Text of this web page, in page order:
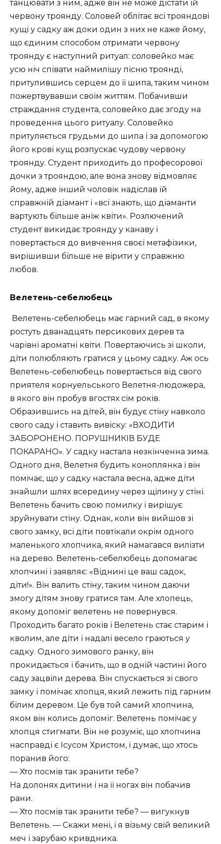
танцювати з ним, адже він не може дістати їй
червону троянду. Соловей облітає всі трояндові
кущі у садку аж доки один з них не каже йому,
що єдиним способом отримати червону
троянду є наступний ритуал: соловейко має
усю ніч співати наймилішу пісню троянді,
притулившись серцем до її шипа, таким чином
пожертвувавши своїм життям. Побачивши
страждання студента, соловейко дає згоду на
проведення цього ритуалу. Соловейко
притуляється грудьми до шипа і за допомогою
його крові кущ розпускає чудову червону
троянду. Студент приходить до професорової
дочки з трояндою, але вона знову відмовляє
йому, адже інший чоловік надіслав їй
справжній діамант і «всі знають, що діаманти
вартують більше аніж квіти». Розлючений
студент викидає троянду у канаву і
повертається до вивчення своєї метафізики,
вирішивши більше не вірити у справжню
любов.
Велетень-себелюбець
Велетень-себелюбець має гарний сад, в якому
ростуть дванадцять персикових дерев та
чарівні ароматні квіти. Повертаючись зі школи,
діти полюбляють гратися у цьому садку. Аж ось
Велетень-себелюбець повертається від свого
приятеля корнуельського Велетня-людожера,
в якого він пробув вгостях сім років.
Образившись на дітей, він будує стіну навколо
свого саду і ставить вивіску: «ВХОДИТИ
ЗАБОРОНЕНО. ПОРУШНИКІВ БУДЕ
ПОКАРАНО». У садку настала незкінченна зима.
Одного дня, Велетня будить коноплянка і він
помічає, що у садку настала весна, адже діти
знайшли шлях всередину через щілину у стіні.
Велетень бачить свою помилку і вирішує
зруйнувати стіну. Однак, коли він вийшов зі
свого замку, всі діти повтікали окрім одного
маленького хлопчика, який намагався вилізти
на дерево. Велетень-себелюбець допомагає
хлопчині і заявляє: «Віднині це ваш садок,
діти!». Він валить стіну, таким чином даючи
змогу дітям знову гратися там. Але хлопець,
якому допоміг велетень не повернувся.
Проходить багато років і Велетень стає старим і
кволим, але діти і надалі весело граються у
садку. Одного зимового ранку, він
прокидається і бачить, що в одній частині його
саду зацвіли дерева. Він спускається зі свого
замку і помічає хлопця, який лежить під гарним
білим деревом. Це був той самий хлопчина,
яком він колись допоміг. Велетень помічає у
хлопця стигмати. Він не розуміє, що хлопчина
насправді є Ісусом Христом, і думає, що хтось
поранив його:
— Хто посмів так зранити тебе?
На долонях дитини і на її ногах він побачив
рани.
— Хто посмів так зранити тебе? — вигукнув
Велетень. — Скажи мені, і я візьму свій великий
меч і зарубаю кривдника.